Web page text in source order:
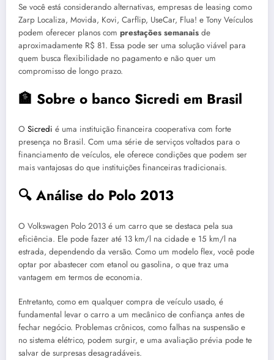
Se você está considerando alternativas, empresas de leasing como
Zarp Localiza, Movida, Kovi, Carflip, UseCar, Flua! e Tony Veículos
podem oferecer planos com prestações semanais de
aproximadamente R$ 81. Essa pode ser uma solução viável para
quem busca flexibilidade no pagamento e não quer um
compromisso de longo prazo.
🏦 Sobre o banco Sicredi em Brasil
O Sicredi é uma instituição financeira cooperativa com forte
presença no Brasil. Com uma série de serviços voltados para o
financiamento de veículos, ele oferece condições que podem ser
mais vantajosas do que instituições financeiras tradicionais.
🔍 Análise do Polo 2013
O Volkswagen Polo 2013 é um carro que se destaca pela sua
eficiência. Ele pode fazer até 13 km/l na cidade e 15 km/l na
estrada, dependendo da versão. Como um modelo flex, você pode
optar por abastecer com etanol ou gasolina, o que traz uma
vantagem em termos de economia.
Entretanto, como em qualquer compra de veículo usado, é
fundamental levar o carro a um mecânico de confiança antes de
fechar negócio. Problemas crônicos, como falhas na suspensão e
no sistema elétrico, podem surgir, e uma avaliação prévia pode te
salvar de surpresas desagradáveis.